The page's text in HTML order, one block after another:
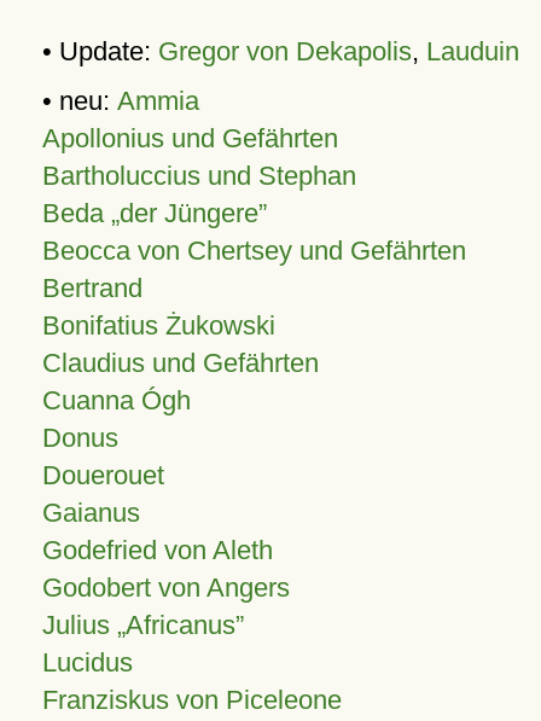
• Update: Gregor von Dekapolis, Lauduin
• neu: Ammia
Apollonius und Gefährten
Bartholuccius und Stephan
Beda „der Jüngere”
Beocca von Chertsey und Gefährten
Bertrand
Bonifatius Żukowski
Claudius und Gefährten
Cuanna Ógh
Donus
Douerouet
Gaianus
Godefried von Aleth
Godobert von Angers
Julius Africanus
Lucidus
Franziskus von Piceleone